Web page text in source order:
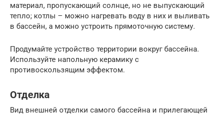
материал, пропускающий солнце, но не выпускающий
тепло; котлы – можно нагревать воду в них и выливать
в бассейн, а можно устроить прямоточную систему.
Продумайте устройство территории вокруг бассейна.
Используйте напольную керамику с
противоскользящим эффектом.
Отделка
Вид внешней отделки самого бассейна и прилегающей